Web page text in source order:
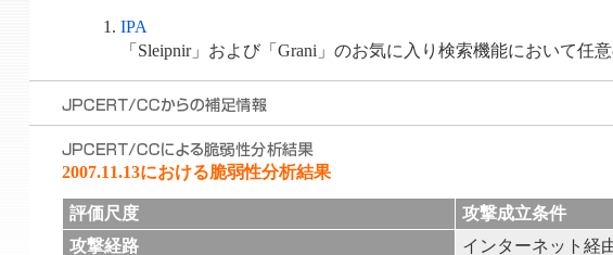
IPA
「Sleipnir」および「Grani」のお気に入り検索機能において任
2007.11.13における脆弱性分析結果
評価尺度 攻撃成立条件
攻撃経路
インターネット経